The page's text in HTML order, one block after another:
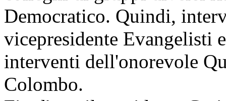
Democratico. Quindi,
vicepresidente Evangelisti
interventi dell'onorevole
Colombo.